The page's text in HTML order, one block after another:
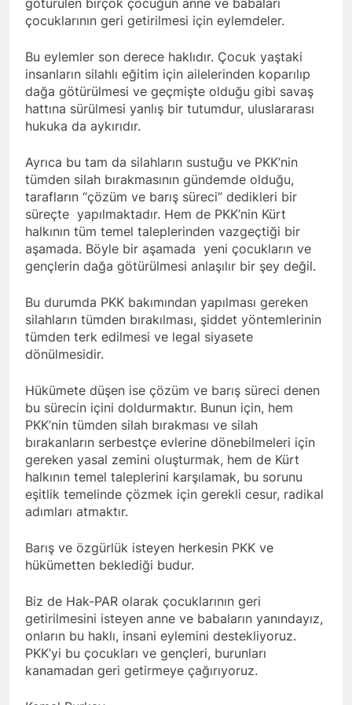
tarihinde gerçekleştirdiği
toplantıya Genel Başkan
birinci oturumunda
moderatör Ercan İlgin,
Fırat, Prf. Dr. Aziz Yağan ve
Doç. Dr. Bülent Küçük ülkede
ve ortadoğu’da gelişen son
süreci değerlendiren
sunumlarını yaptılar.
Barış ancak Kürt halkının
meşru haklarının tanınması
DÜNYA BARIŞ GÜNÜ KUTLU
OLSUN
Hak ve Özgürlükler Partisi-
HAK-PAR Urfa ili SİVEREK
ilçe kongresi yapıldı.
11 Ay Ago
Hak ve Özgürlükler Partisi-
ziyaret etti
HAK-PAR Heyeti
Hewler’de ENKS ile
görüştü
12 Ay Ago
HAK-PAR Heyeti Hewler’de
KDP ALAKAD ile görüştü
HAK-PAR Heyeti 25 ağustos
2025’te Hewler’de KDP
ALAKAD ile görüştü
12 Ay Ago
HAK-PAR Başkanlık Kurulu;
ÖZGÜRLÜK
MÜCADELESİNDEN ASLA
VAZ GEÇMEYECEKTİR.’
12 Ay Ago
Lozan Antlaşması
üzerinden 102 yıl geçse de;
Kürt milleti özgürlükten
PARê: Têkçûna heyî têkçûna
rê û polîtîkayên xelet in. Divê
Kurd li dora polîtîkayên
neteweyî yên rast bibin yek.
1 Yıl Ago
YENİLEN YANLIŞ YOL VE
YÖNTEMLERDİR. KÜRTLER
DOĞRU, ULUSAL
POLİTİKALAR ETRAFINDA
KENETLENMELİ
1 Yıl Ago
HAK-PAR Genel Başkanı
Düzgün Kaplan’ın Kurdistan
partileri Hak ve Özgürlükler
(KDP-T), Kürdistan Sosyalist
Partisi (PSK) ve Kürdistan
Yurtseverler Partisi
düzenledikleri çalıştayda
yaptığı konuşma:
KOMİSYONU HEWLER’DE
ENKS Yİ ZİYARET ETTİ
1 Yıl Ago
ZEHMETKEŞÊN
KURDİSTANÊ KADIN
MECLİSİ ÜYELERİ İLE
GÖRÜŞTÜ
1 Yıl Ago
HAK-PAR KADIN HEYETİ
ALAKAD’I ZİYARET ETTİ.
1 Yıl Ago
HAK-PAR kadın komisyonu
çocuklarının geri getirilmesi için eylemdeler.
Bu eylemler son derece haklıdır. Çocuk yaştaki
insanların silahlı eğitim için ailelerinden koparılıp
dağa götürülmesi ve geçmişte olduğu gibi savaş
hattına sürülmesi yanlış bir tutumdur, uluslararası
hukuka da aykırıdır.
Ayrıca bu tam da silahların sustuğu ve PKK’nin
tümden silah bırakmasının gündemde olduğu,
tarafların “çözüm ve barış süreci” dedikleri bir
süreçte yapılmaktadır. Hem de PKK’nin Kürt
halkının tüm temel taleplerinden vazgeçtiği bir
aşamada. Böyle bir aşamada yeni çocukların ve
gençlerin dağa götürülmesi anlaşılır bir şey değil.
Bu durumda PKK bakımından yapılması gereken
silahların tümden bırakılması, şiddet yöntemlerinin
tümden terk edilmesi ve legal siyasete
dönülmesidir.
Hükümete düşen ise çözüm ve barış süreci denen
bu sürecin içini doldurmaktır. Bunun için, hem
PKK’nin tümden silah bırakması ve silah
bırakanların serbestçe evlerine dönebilmeleri için
gereken yasal zemini oluşturmak, hem de Kürt
halkının temel taleplerini karşılamak, bu sorunu
eşitlik temelinde çözmek için gerekli cesur, radikal
adımları atmaktır.
Barış ve özgürlük isteyen herkesin PKK ve
hükümetten beklediği budur.
Biz de Hak-PAR olarak çocuklarının geri
getirilmesini isteyen anne ve babaların yanındayız,
onların bu haklı, insani eylemini destekliyoruz.
PKK’yi bu çocukları ve gençleri, burunları
kanamadan geri getirmeye çağırıyoruz.